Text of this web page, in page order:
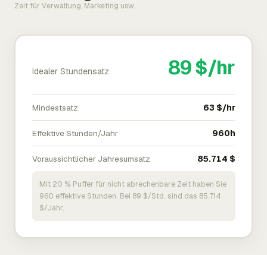
Zeit für Verwaltung, Marketing usw.
Idealer Stundensatz 89 $/hr
Mindestsatz 63 $/hr
Effektive Stunden/Jahr 960h
Voraussichtlicher Jahresumsatz 85.714 $
Mit 20 % Puffer für nicht abrechenbare Zeit haben Sie
960 effektive Stunden. Bei 89 $/Std. sind das 85.714
$/Jahr.